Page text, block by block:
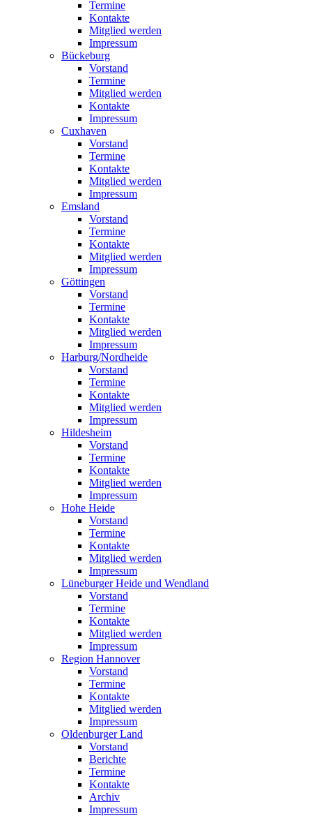
Termine
Kontakte
Mitglied werden
Impressum
Bückeburg
Vorstand
Termine
Mitglied werden
Kontakte
Impressum
Cuxhaven
Vorstand
Termine
Kontakte
Mitglied werden
Impressum
Emsland
Vorstand
Termine
Kontakte
Mitglied werden
Impressum
Göttingen
Vorstand
Termine
Kontakte
Mitglied werden
Impressum
Harburg/Nordheide
Vorstand
Termine
Kontakte
Mitglied werden
Impressum
Hildesheim
Vorstand
Termine
Kontakte
Mitglied werden
Impressum
Hohe Heide
Vorstand
Termine
Kontakte
Mitglied werden
Impressum
Lüneburger Heide und Wendland
Vorstand
Termine
Kontakte
Mitglied werden
Impressum
Region Hannover
Vorstand
Termine
Kontakte
Mitglied werden
Impressum
Oldenburger Land
Vorstand
Berichte
Termine
Kontakte
Archiv
Impressum